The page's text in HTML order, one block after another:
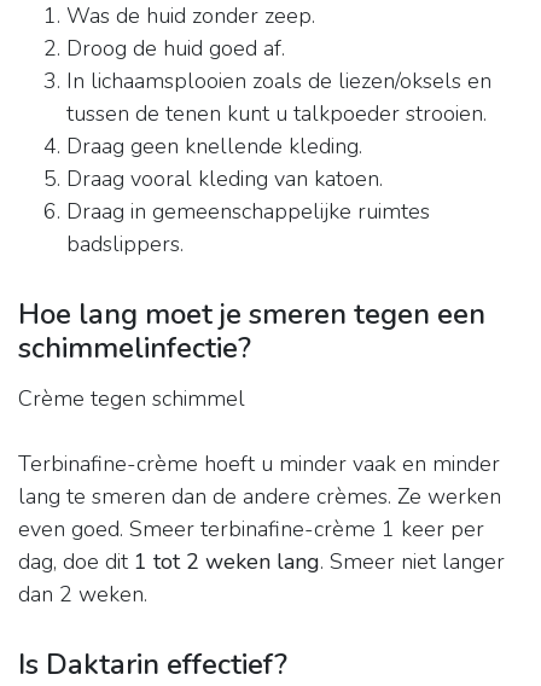
Was de huid zonder zeep.
Droog de huid goed af.
In lichaamsplooien zoals de liezen/oksels en
tussen de tenen kunt u talkpoeder strooien.
Draag geen knellende kleding.
Draag vooral kleding van katoen.
Draag in gemeenschappelijke ruimtes
badslippers.
Hoe lang moet je smeren tegen een
schimmelinfectie?
Crème tegen schimmel
Terbinafine-crème hoeft u minder vaak en minder
lang te smeren dan de andere crèmes. Ze werken
even goed. Smeer terbinafine-crème 1 keer per
dag, doe dit 1 tot 2 weken lang. Smeer niet langer
dan 2 weken.
Is Daktarin effectief?